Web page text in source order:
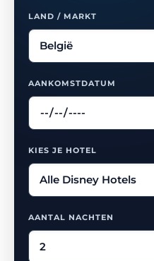
LAND / MARKT
AANKOMSTDATUM
KIES JE HOTEL
AANTAL NACHTEN